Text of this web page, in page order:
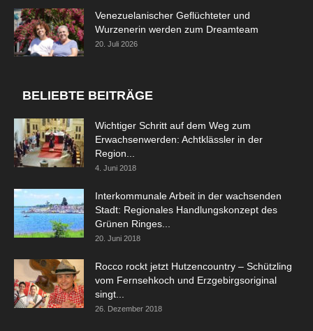
Venezuelanischer Geflüchteter und
Wurzenerin werden zum Dreamteam
20. Juli 2026
BELIEBTE BEITRÄGE
Wichtiger Schritt auf dem Weg zum
Erwachsenwerden: Achtklässler in der
Region...
4. Juni 2018
Interkommunale Arbeit in der wachsenden
Stadt: Regionales Handlungskonzept des
Grünen Ringes...
20. Juni 2018
Rocco rockt jetzt Hutzencountry – Schützling
vom Fernsehkoch und Erzgebirgsoriginal
singt...
26. Dezember 2018